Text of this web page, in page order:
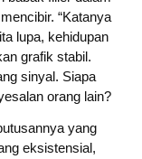
“Katanya
lupa, kehidupan
grafik stabil.
sinyal. Siapa
orang lain?
yang
eksistensial,